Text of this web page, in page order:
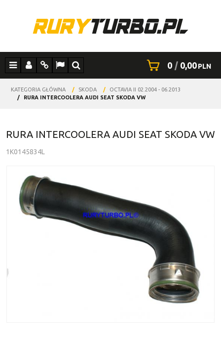
MenuPanelInfoLangSzukaj
0 | 0,00PLN
KATEGORIA GŁÓWNA / SKODA /
OCTAVIA II 02.2004 - 06.2013
/
RURA INTERCOOLERA AUDI SEAT SKODA VW
RURA INTERCOOLERA AUDI SEAT SKODA VW
1K0145834L